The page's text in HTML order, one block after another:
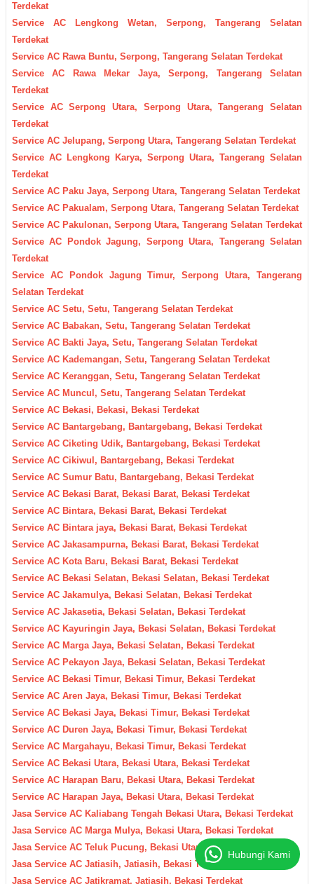
Terdekat
Service AC Lengkong Wetan, Serpong, Tangerang Selatan
Terdekat
Service AC Rawa Buntu, Serpong, Tangerang Selatan Terdekat
Service AC Rawa Mekar Jaya, Serpong, Tangerang Selatan
Terdekat
Service AC Serpong Utara, Serpong Utara, Tangerang Selatan
Terdekat
Service AC Jelupang, Serpong Utara, Tangerang Selatan Terdekat
Service AC Lengkong Karya, Serpong Utara, Tangerang Selatan
Terdekat
Service AC Paku Jaya, Serpong Utara, Tangerang Selatan Terdekat
Service AC Pakualam, Serpong Utara, Tangerang Selatan Terdekat
Service AC Pakulonan, Serpong Utara, Tangerang Selatan Terdekat
Service AC Pondok Jagung, Serpong Utara, Tangerang Selatan
Terdekat
Service AC Pondok Jagung Timur, Serpong Utara, Tangerang
Selatan Terdekat
Service AC Setu, Setu, Tangerang Selatan Terdekat
Service AC Babakan, Setu, Tangerang Selatan Terdekat
Service AC Bakti Jaya, Setu, Tangerang Selatan Terdekat
Service AC Kademangan, Setu, Tangerang Selatan Terdekat
Service AC Keranggan, Setu, Tangerang Selatan Terdekat
Service AC Muncul, Setu, Tangerang Selatan Terdekat
Service AC Bekasi, Bekasi, Bekasi Terdekat
Service AC Bantargebang, Bantargebang, Bekasi Terdekat
Service AC Ciketing Udik, Bantargebang, Bekasi Terdekat
Service AC Cikiwul, Bantargebang, Bekasi Terdekat
Service AC Sumur Batu, Bantargebang, Bekasi Terdekat
Service AC Bekasi Barat, Bekasi Barat, Bekasi Terdekat
Service AC Bintara, Bekasi Barat, Bekasi Terdekat
Service AC Bintara jaya, Bekasi Barat, Bekasi Terdekat
Service AC Jakasampurna, Bekasi Barat, Bekasi Terdekat
Service AC Kota Baru, Bekasi Barat, Bekasi Terdekat
Service AC Bekasi Selatan, Bekasi Selatan, Bekasi Terdekat
Service AC Jakamulya, Bekasi Selatan, Bekasi Terdekat
Service AC Jakasetia, Bekasi Selatan, Bekasi Terdekat
Service AC Kayuringin Jaya, Bekasi Selatan, Bekasi Terdekat
Service AC Marga Jaya, Bekasi Selatan, Bekasi Terdekat
Service AC Pekayon Jaya, Bekasi Selatan, Bekasi Terdekat
Service AC Bekasi Timur, Bekasi Timur, Bekasi Terdekat
Service AC Aren Jaya, Bekasi Timur, Bekasi Terdekat
Service AC Bekasi Jaya, Bekasi Timur, Bekasi Terdekat
Service AC Duren Jaya, Bekasi Timur, Bekasi Terdekat
Service AC Margahayu, Bekasi Timur, Bekasi Terdekat
Service AC Bekasi Utara, Bekasi Utara, Bekasi Terdekat
Service AC Harapan Baru, Bekasi Utara, Bekasi Terdekat
Service AC Harapan Jaya, Bekasi Utara, Bekasi Terdekat
Jasa Service AC Kaliabang Tengah Bekasi Utara, Bekasi Terdekat
Jasa Service AC Marga Mulya, Bekasi Utara, Bekasi Terdekat
Jasa Service AC Teluk Pucung, Bekasi Utara, Bekasi Terdekat
Jasa Service AC Jatiasih, Jatiasih, Bekasi Terdekat
Jasa Service AC Jatikramat, Jatiasih, Bekasi Terdekat
Hubungi Kami